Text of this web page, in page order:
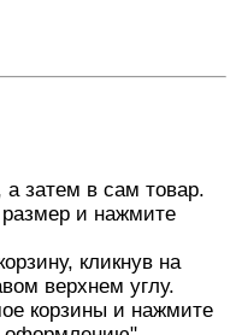
а затем в сам товар.
и нажмите
кликнув на
верхнем углу.
корзины и нажмите